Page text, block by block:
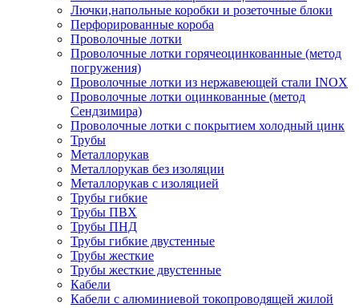
Лючки,напольные коробки и розеточные блоки
Перфорированные короба
Проволочные лотки
Проволочные лотки горячеоцинкованные (метод
погружения)
Проволочные лотки из нержавеющей стали INOX
Проволочные лотки оцинкованные (метод
Сендзимира)
Проволочные лотки с покрытием холодный цинк
Трубы
Металлорукав
Металлорукав без изоляции
Металлорукав с изоляцией
Трубы гибкие
Трубы ПВХ
Трубы ПНД
Трубы гибкие двустенные
Трубы жесткие
Трубы жесткие двустенные
Кабели
Кабели с алюминиевой токопроводящей жилой